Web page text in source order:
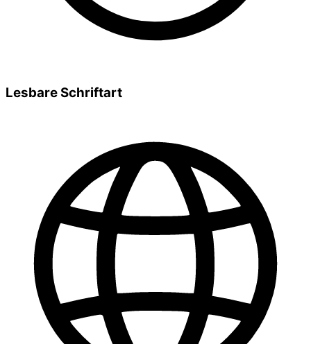
Lesbare Schriftart